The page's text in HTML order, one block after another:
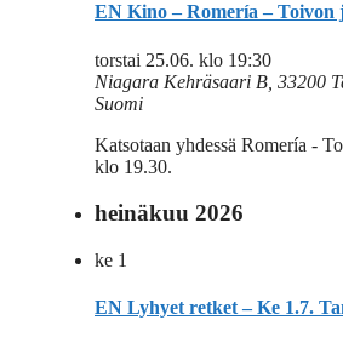
EN Kino – Romería – Toivon
torstai 25.06. klo 19:30
Niagara Kehräsaari B, 33200
Suomi
Katsotaan yhdessä Romería -
klo 19.30.
heinäkuu 2026
ke 1
EN Lyhyet retket – Ke 1.7.